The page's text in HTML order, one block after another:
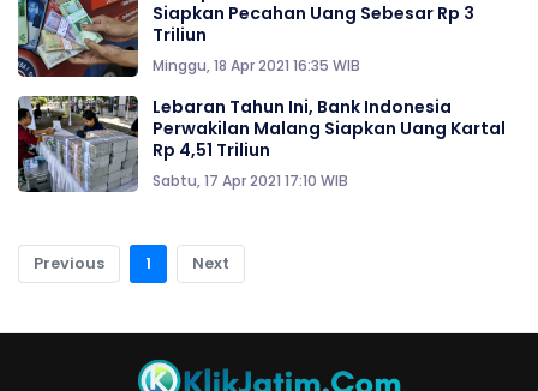
Siapkan Pecahan Uang Sebesar Rp 3
Triliun
Minggu, 18 Apr 2021 16:35 WIB
Lebaran Tahun Ini, Bank Indonesia
Perwakilan Malang Siapkan Uang Kartal
Rp 4,51 Triliun
Sabtu, 17 Apr 2021 17:10 WIB
Previous 1 Next